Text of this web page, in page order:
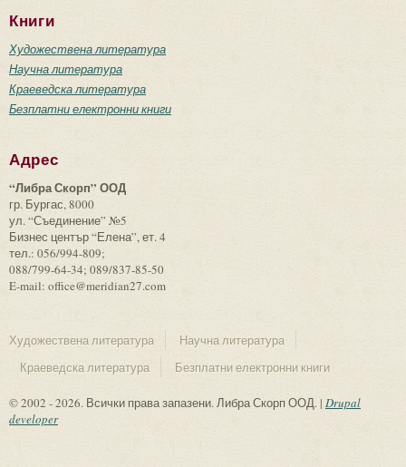
Книги
Художествена литература
Научна литература
Краеведска литература
Безплатни електронни книги
Адрес
“Либра Скорп” ООД
гр. Бургас, 8000
ул. “Съединение” №5
Бизнес център “Елена”, ет. 4
тел.: 056/994-809;
088/799-64-34; 089/837-85-50
E-mail: office@meridian27.com
Художествена литература
Научна литература
Краеведска литература
Безплатни електронни книги
© 2002 - 2026. Всички права запазени. Либра Скорп ООД. | Drupal
developer